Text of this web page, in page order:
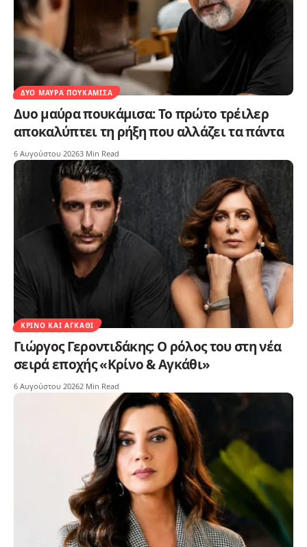
ΔΥΟ ΜΑΎΡΑ ΠΟΥΚΆΜΙΣΑ
Δυο μαύρα πουκάμισα: Το πρώτο τρέιλερ
αποκαλύπτει τη ρήξη που αλλάζει τα πάντα
6 Αυγούστου 20263 Min Read
ΚΡΊΝΟ ΚΑΙ ΑΓΚΆΘΙ
Γιώργος Γεροντιδάκης: Ο ρόλος του στη νέα
σειρά εποχής «Κρίνο & Αγκάθι»
6 Αυγούστου 20262 Min Read